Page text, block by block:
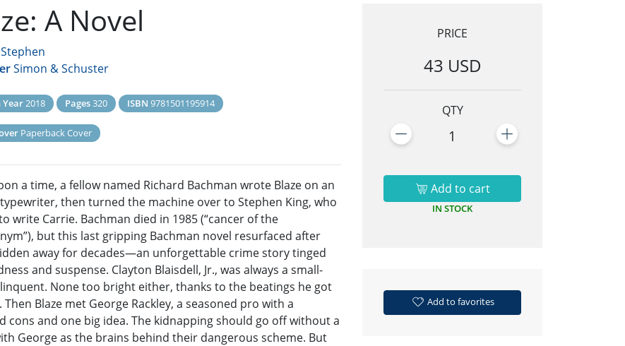
A Novel
Stephen
Simon & Schuster
Year2018 Pages320 ISBN 9781501195914
Paperback Cover
a time, a fellow named Richard Bachman wrote Blaze on an
then turned the machine over to Stephen King, who
write Carrie. Bachman died in 1985 (“cancer of the
but this last gripping Bachman novel resurfaced after
away for decades—an unforgettable crime story tinged
and suspense. Clayton Blaisdell, Jr., was always a small-
None too bright either, thanks to the beatings he got
Then Blaze met George Rackley, a seasoned pro with a
cons and one big idea. The kidnapping should go off without a
George as the brains behind their dangerous scheme. But
PRICE
43 USD
QTY
1
Add to cart
IN STOCK
Add to favorites